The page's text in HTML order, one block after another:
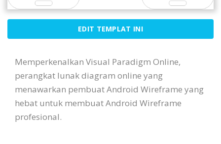
EDIT TEMPLAT INI
Memperkenalkan Visual Paradigm Online,
perangkat lunak diagram online yang
menawarkan pembuat Android Wireframe yang
hebat untuk membuat Android Wireframe
profesional.